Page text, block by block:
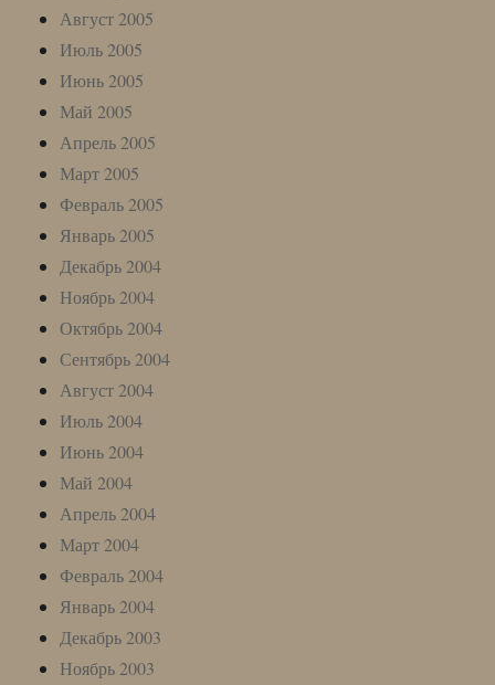
Август 2005
Июль 2005
Июнь 2005
Май 2005
Апрель 2005
Март 2005
Февраль 2005
Январь 2005
Декабрь 2004
Ноябрь 2004
Октябрь 2004
Сентябрь 2004
Август 2004
Июль 2004
Июнь 2004
Май 2004
Апрель 2004
Март 2004
Февраль 2004
Январь 2004
Декабрь 2003
Ноябрь 2003